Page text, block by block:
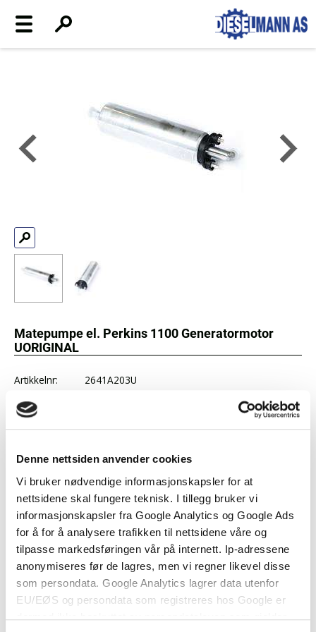
Denne nettsiden anvender cookies
Vi bruker nødvendige informasjonskapsler for at
nettsidene skal fungere teknisk. I tillegg bruker vi
informasjonskapsler fra Google Analytics og Google Ads
for å for å analysere trafikken til nettsidene våre og
tilpasse markedsføringen vår på internett. Ip-adressene
anonymiseres før de lagres, men vi regner likevel disse
som persondata. Google Analytics lagrer data utenfor
EU/EØS og persondata som registreres hos Google er
dermed ikke beskyttet av persondataloven som gjelder
Matepumpe el. Perkins 1100 Generatormotor
UORIGINAL
Artikkelnr:
2641A203U
Antall:
Logg innellerregistrer degfor å benytte ønskelister.
Produktbeskrivelse
Perkins 1103A-33, 1103A-33T, 1103B-33, 1103B-
33T, 1103C-33, 1103C-33T, 1103D-33, 1104A-44,
1104A-44T, 1104C-44, 1104C-44T, 1104C-44TA,
1104D-44 og 1104D-44T.